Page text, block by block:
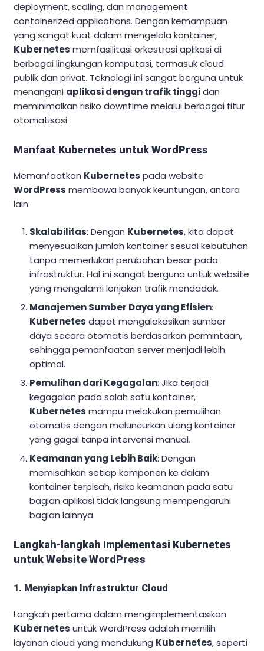
deployment, scaling, dan management
containerized applications. Dengan kemampuan
yang sangat kuat dalam mengelola kontainer,
Kubernetes memfasilitasi orkestrasi aplikasi di
berbagai lingkungan komputasi, termasuk cloud
publik dan privat. Teknologi ini sangat berguna untuk
menangani aplikasi dengan trafik tinggidan
meminimalkan risiko downtime melalui berbagai fitur
otomatisasi.
Manfaat Kubernetes untuk WordPress
Memanfaatkan Kubernetes pada website
WordPress membawa banyak keuntungan, antara
lain:
Skalabilitas: Dengan Kubernetes, kita dapat
menyesuaikan jumlah kontainer sesuai kebutuhan
tanpa memerlukan perubahan besar pada
infrastruktur. Hal ini sangat berguna untuk website
yang mengalami lonjakan trafik mendadak.
Manajemen Sumber Daya yang Efisien:
Kubernetes dapat mengalokasikan sumber
daya secara otomatis berdasarkan permintaan,
sehingga pemanfaatan server menjadi lebih
optimal.
Pemulihan dari Kegagalan: Jika terjadi
kegagalan pada salah satu kontainer,
Kubernetes mampu melakukan pemulihan
otomatis dengan meluncurkan ulang kontainer
yang gagal tanpa intervensi manual.
Keamanan yang Lebih Baik: Dengan
memisahkan setiap komponen ke dalam
kontainer terpisah, risiko keamanan pada satu
bagian aplikasi tidak langsung mempengaruhi
bagian lainnya.
Langkah-langkah Implementasi Kubernetes
untuk Website WordPress
1. Menyiapkan Infrastruktur Cloud
Langkah pertama dalam mengimplementasikan
Kubernetes untuk WordPress adalah memilih
layanan cloud yang mendukung Kubernetes, seperti